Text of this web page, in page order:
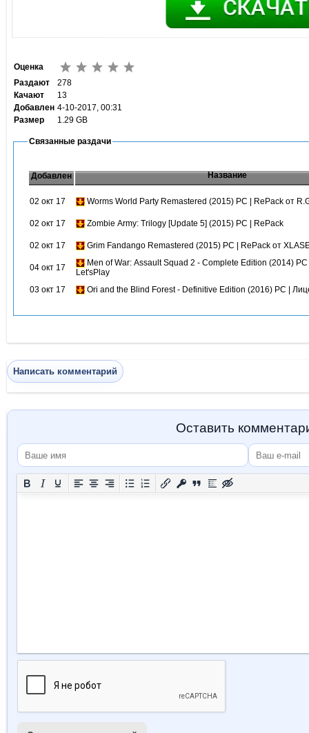
Оценка
Раздают
278
Качают
13
Добавлен 4-10-2017, 00:31
Размер
1.29 GB
Связанные раздачи
Добавлен Название
02 окт 17 Worms World Party Remastered (2015) PC | RePack от
02 окт 17 Zombie Army: Trilogy [Update 5] (2015) PC | RePack
02 окт 17 Grim Fandango Remastered (2015) PC | RePack от
04 окт 17
Men of War: Assault Squad 2 - Complete Edition (2014)
Let'sPlay
03 окт 17
Ori and the Blind Forest - Definitive Edition (2016) PC |
Написать комментарий
Оставить